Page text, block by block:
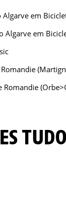
em
Algarve em